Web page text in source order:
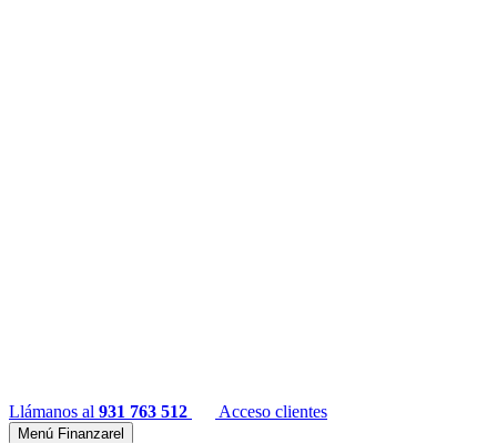
Llámanos al 931 763 512 Acceso clientes
Menú Finanzarel